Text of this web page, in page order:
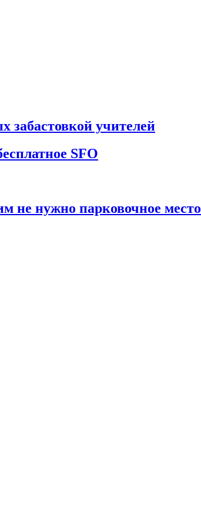
забастовкой учителей
SFO
не нужно парковочное место